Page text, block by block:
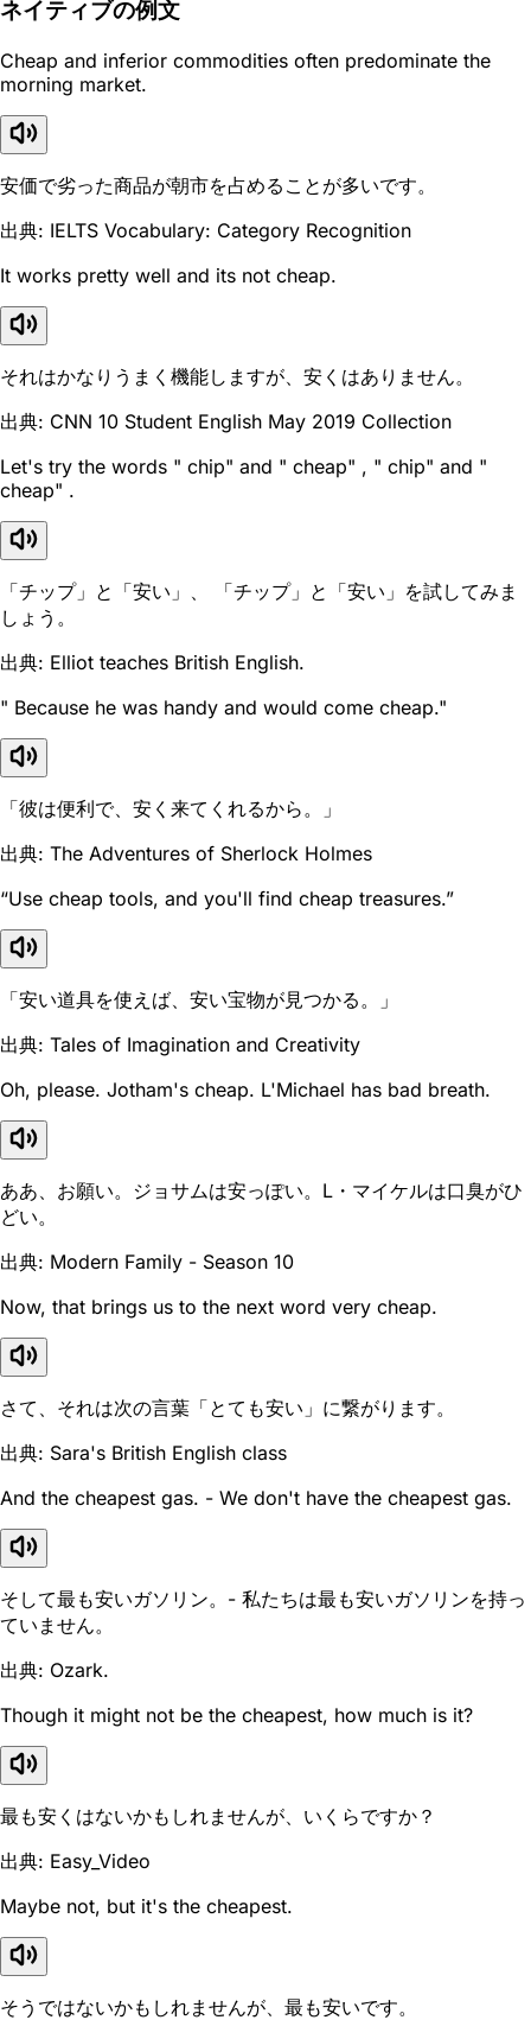
ネイティブの例文
Cheap and inferior commodities often predominate the
morning market.
安価で劣った商品が朝市を占めることが多いです。
出典: IELTS Vocabulary: Category Recognition
It works pretty well and its not cheap.
それはかなりうまく機能しますが、安くはありません。
出典: CNN 10 Student English May 2019 Collection
Let's try the words " chip" and " cheap" , " chip" and "
cheap" .
「チップ」と「安い」、 「チップ」と「安い」を試してみま
しょう。
出典: Elliot teaches British English.
" Because he was handy and would come cheap."
「彼は便利で、安く来てくれるから。」
出典: The Adventures of Sherlock Holmes
“Use cheap tools, and you'll find cheap treasures.”
「安い道具を使えば、安い宝物が見つかる。」
出典: Tales of Imagination and Creativity
Oh, please. Jotham's cheap. L'Michael has bad breath.
ああ、お願い。ジョサムは安っぽい。L・マイケルは口臭がひ
どい。
出典: Modern Family - Season 10
Now, that brings us to the next word very cheap.
さて、それは次の言葉「とても安い」に繋がります。
出典: Sara's British English class
And the cheapest gas. - We don't have the cheapest gas.
そして最も安いガソリン。- 私たちは最も安いガソリンを持っ
ていません。
出典: Ozark.
Though it might not be the cheapest, how much is it?
最も安くはないかもしれませんが、いくらですか？
出典: Easy_Video
Maybe not, but it's the cheapest.
そうではないかもしれませんが、最も安いです。